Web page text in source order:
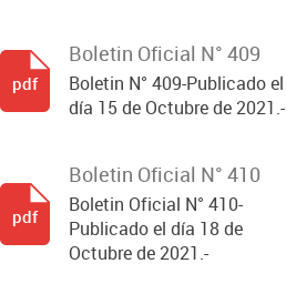
Boletin Oficial N° 409
Boletin N° 409-Publicado el
día 15 de Octubre de 2021.-
pdf
Boletin Oficial N° 410
Boletin Oficial N° 410-
Publicado el día 18 de
Octubre de 2021.-
pdf